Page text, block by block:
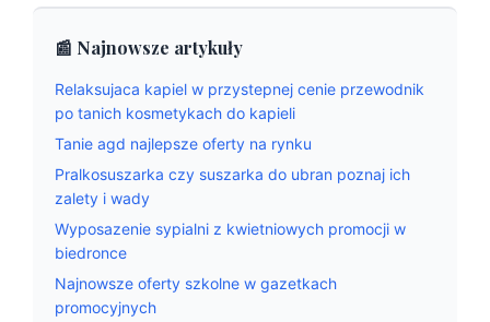
📰 Najnowsze artykuły
Relaksujaca kapiel w przystepnej cenie przewodnik
po tanich kosmetykach do kapieli
Tanie agd najlepsze oferty na rynku
Pralkosuszarka czy suszarka do ubran poznaj ich
zalety i wady
Wyposazenie sypialni z kwietniowych promocji w
biedronce
Najnowsze oferty szkolne w gazetkach
promocyjnych